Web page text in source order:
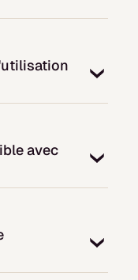
s'ajoute,
par ceux
RAF, DG,
avec